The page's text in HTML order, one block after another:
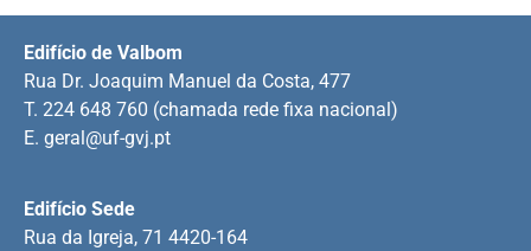
Edifício Sede
Rua da Igreja, 71 4420-164
Edifício de Valbom
Rua Dr. Joaquim Manuel da Costa, 477
T. 224 648 760 (chamada rede fixa nacional)
E. geral@uf-gvj.pt